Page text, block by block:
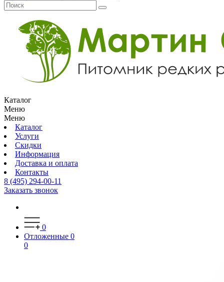
Каталог
Меню
Меню
Каталог
Услуги
Скидки
Информация
Доставка и оплата
Контакты
8 (495) 294-00-11
Заказать звонок
0
Отложенные 0
0